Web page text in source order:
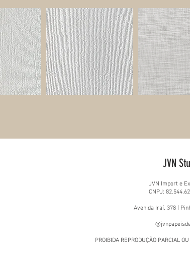
JVN
JVN Import e
CNPJ:
Avenida Iraí, 378 |
PROIBIDA REPRODUÇÃO PARCIAL